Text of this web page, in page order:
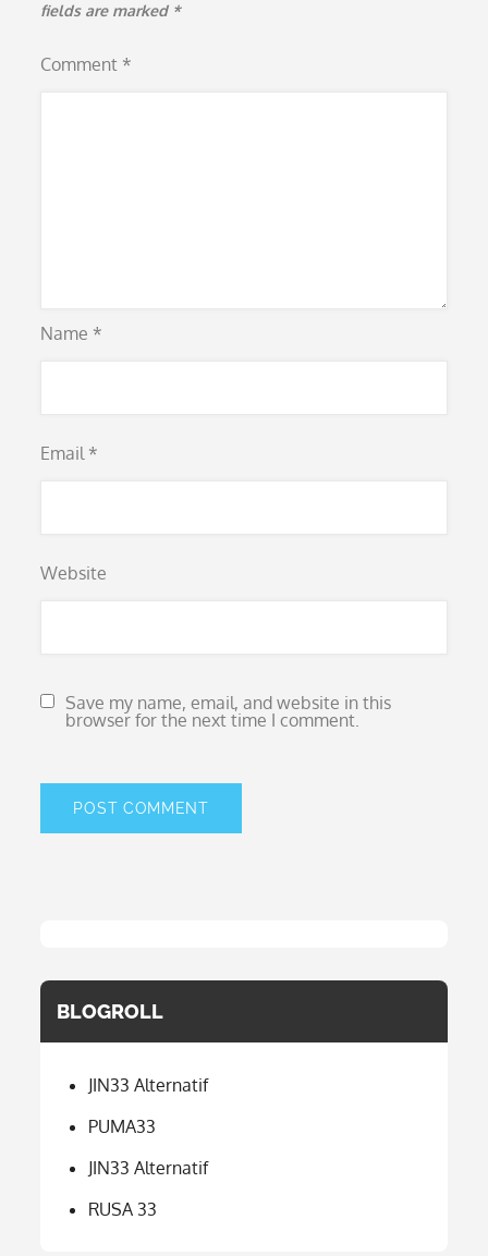
fields are marked *
Comment *
Name *
Email *
Website
Save my name, email, and website in this
browser for the next time I comment.
BLOGROLL
JIN33 Alternatif
PUMA33
JIN33 Alternatif
RUSA 33